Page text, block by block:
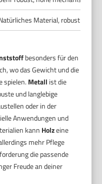
Material, robust bei
besonders für den
wo das Gewicht und die
spielen. Metall ist die
und langlebige
oder in der
Anwendungen und
kann Holzeine
mehr Pflege
die passende
Freude an deiner